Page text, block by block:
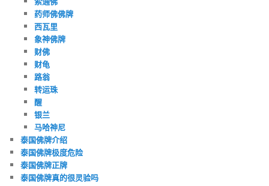
药师佛佛牌
西瓦里
象神佛牌
财佛
财龟
路翁
转运珠
醒
银兰
马哈神尼
泰国佛牌介绍
泰国佛牌极度危险
泰国佛牌正牌
泰国佛牌真的很灵验吗